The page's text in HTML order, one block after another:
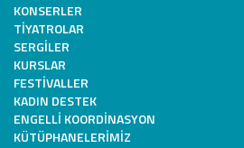
KONSERLER
TIYATROLAR
SERGILER
KURSLAR
FESTIVALLER
KADIN DESTEK
ENGELLI KOORDINASYON
KÜTÜPHANELERIMIZ